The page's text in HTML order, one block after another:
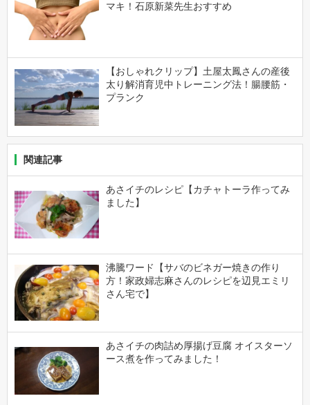
マキ！石原新菜先生おすすめ
【おしゃれクリップ】土屋太鳳さんの産後
太り解消育児中トレーニング法！腸腰筋・
プランク
関連記事
あさイチのレシピ【カチャトーラ作ってみ
ました】
沸騰ワード【サバのビネガー焼きの作り
方！家政婦志麻さんのレシピを辺見エミリ
さん宅で】
あさイチの肉詰め厚揚げ豆腐 オイスターソ
ース煮を作ってみました！